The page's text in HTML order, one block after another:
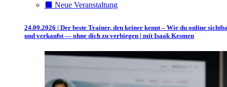
⬛️ Neue Veranstaltung
24.09.2026 | Der beste Trainer, den keiner kennt – Wie du online
und verkaufst — ohne dich zu verbiegen | mit Isaak Kesmen